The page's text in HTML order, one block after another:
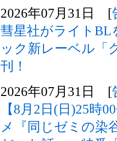
2026年07月31日 [
彗星社がライトBL
ック新レーベル「
刊！
2026年07月31日 [
【8月2日(日)25時
メ『同じゼミの染